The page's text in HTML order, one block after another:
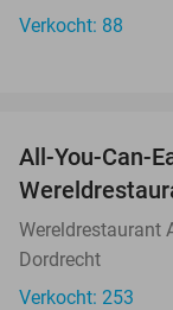
Verkocht: 88
All-You-Can-
Wereldrestaurant
Dordrecht
Verkocht: 253